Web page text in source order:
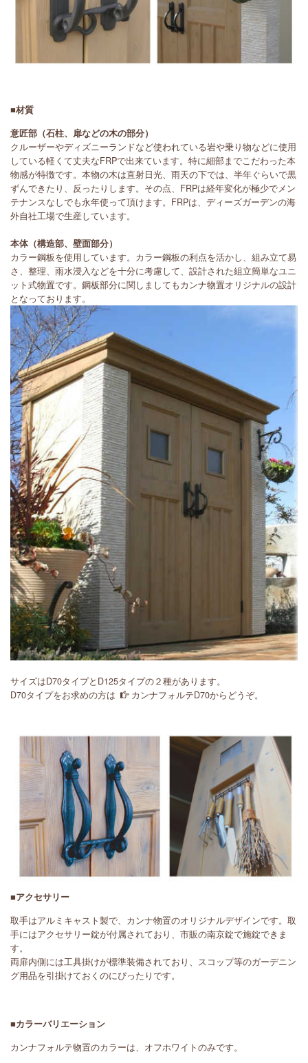
■材質
意匠部（石柱、扉などの木の部分）
クルーザーやディズニーランドなど使われている岩や乗り物などに使用
している軽くて丈夫なFRPで出来ています。特に細部までこだわった本
物感が特徴です。本物の木は直射日光、雨天の下では、半年ぐらいで黒
ずんできたり、反ったりします。その点、FRPは経年変化が極少でメン
テナンスなしでも永年使って頂けます。FRPは、ディーズガーデンの海
外自社工場で生産しています。
本体（構造部、壁面部分）
カラー鋼板を使用しています。カラー鋼板の利点を活かし、組み立て易
さ、整理、雨水浸入などを十分に考慮して、設計された組立簡単なユニ
ット式物置です。鋼板部分に関しましてもカンナ物置オリジナルの設計
となっております。
サイズはD70タイプとD125タイプの２種があります。
D70タイプをお求めの方は
カンナフォルテD70からどうぞ。
■アクセサリー
取手はアルミキャスト製で、カンナ物置のオリジナルデザインです。取
手にはアクセサリー錠が付属されており、市販の南京錠で施錠できま
す。
両扉内側には工具掛けが標準装備されており、スコップ等のガーデニン
グ用品を引掛けておくのにぴったりです。
■カラーバリエーション
カンナフォルテ物置のカラーは、オフホワイトのみです。